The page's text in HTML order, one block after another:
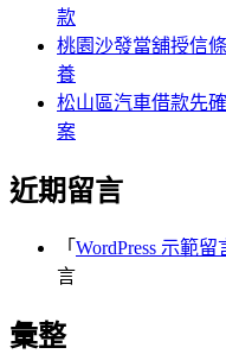
款
桃園沙發當舖授信
養
松山區汽車借款先
案
近期留言
「 WordPress 示範留
言
彙整